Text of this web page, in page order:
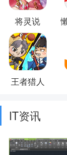
将灵说
王者猎人
IT资讯